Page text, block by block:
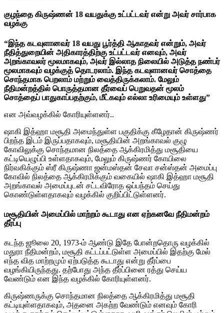
குழந்தை கிருஷ்ணன் 18 வயதுக்கு உட்பட்டவர் என்று அவர் சார்பாக
வழக்கு
“இந்த கடவுளானவர் 18 வயது பூர்த்தி ஆகாதவர் என்றும், அவர்
நீதித்துறையின் அதிகாரத்திற்கு உட்பட்டவர் எனவும், அவர்
அறங்காவலர் மூலமாகவும், அவர் இல்லாத நிலையில் அடுத்த நண்பர்
மூலமாகவும் வழக்குத் தொடரலாம். இந்த கடவுளானவர் சொத்தை
சொந்தமாக பெறலாம் மற்றும் வைத்திருக்கலாம். மேலும்
நீதிமன்றத்தில் பொருத்தமான தீர்வைப் பெறுவதன் மூலம்
சொத்தைப் பாதுகாப்பதற்கும், மீட்கவும் எல்லா உரிமையும் உள்ளது”
என அவ்வழக்கில் கோரியுள்ளனர்..
ஷாகி இத்ஹா மசூதி அமைந்துள்ள பகுதிக்கு கீழேதான் கிருஷ்ணர்
பிறந்த இடம் இருப்பதாகவும், மசூதியின் அறங்காவல் குழு
கோவிலுக்கு சொந்தமான நிலத்தை ஆக்கிரமித்து மசூதியை
கட்டியெழுப்பி உள்ளதாகவும், மேலும் கிருஷ்ணர் கோயிலை
நிர்வகிக்கும் ஸ்ரீ கிருஷ்ணா ஜன்மஸ்தன் சேவா சன்ஸ்தன் அமைப்பு
கோவில் நிலத்தை ஆக்கிரமிக்கும் வகையில் ஷாகி இத்ஹா மசூதி
அறங்காவல் அமைப்புடன் சட்டவிரோத ஒப்பந்தம் செய்து
கொண்டுள்ளதாகவும் வழக்கில் குறிப்பிட்டுள்ளனர்.
மசூதியின் அமைப்பில் மாற்றம் கூடாது என ஏற்கனவே நீதிமன்றம்
தீர்ப்பு
கடந்த ஜூலை 20, 1973-ம் ஆண்டு இதே போன்றதொரு வழக்கில்
மதுரா நீதிமன்றம், மசூதி கட்டப்பட்டுள்ள அமைப்பில் இதற்கு மேல்
எந்த வித மாற்றமும் ஏற்படுத்த கூடாது என்று தீர்ப்பை
வழங்கியிருந்தது. தற்போது அந்த தீர்ப்பினை ரத்து செய்ய
வேண்டும் என இந்த வழக்கில் கோரியுள்ளனர்.
கிருஷ்ணருக்கு சொந்தமான நிலத்தை ஆக்கிரமித்து மசூதி
கட்டியுள்ளதாகவும், அதனை அகற்ற வேண்டும் எனவும் கோரி